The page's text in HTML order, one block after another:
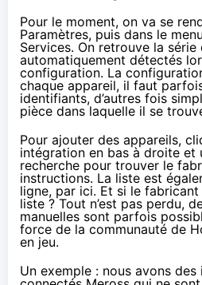
Pour le moment, on va se
Paramètres, puis dans le
Services. On retrouve la série
automatiquement détectés
configuration. La
chaque appareil, il faut
identifiants, d’autres fois
pièce dans laquelle il se
Pour ajouter des appareils,
intégration en bas à droite et
recherche pour trouver le
instructions. La liste est
ligne, par ici. Et si le fabricant
liste ? Tout n’est pas perdu,
manuelles sont parfois
force de la communauté de
en jeu.
Un exemple : nous avons